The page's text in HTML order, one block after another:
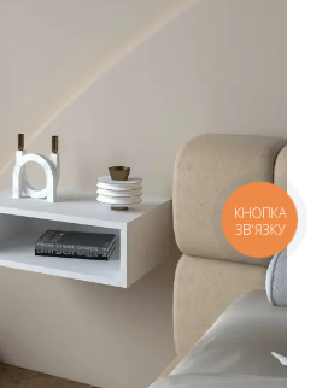
КНОПКА
ЗВ'ЯЗКУ